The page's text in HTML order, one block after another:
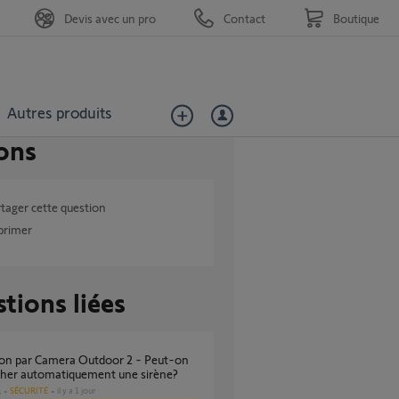
Autres produits
Devis avec un pro Contact Boutique
cette question
liées
automatiquement une sirène?
SÉCURITÉ il y a 1 jour